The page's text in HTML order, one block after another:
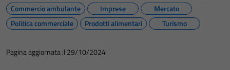
Commercio ambulante
Imprese
Mercato
Politica commerciale
Prodotti alimentari Turismo
Pagina aggiornata il 29/10/2024